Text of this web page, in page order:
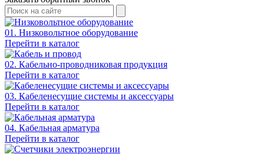
01. Низковольтное оборудование
Перейти в каталог
02. Кабельно-проводниковая продукция
Перейти в каталог
03. Кабеленесущие системы и аксессуары
Перейти в каталог
04. Кабельная арматура
Перейти в каталог